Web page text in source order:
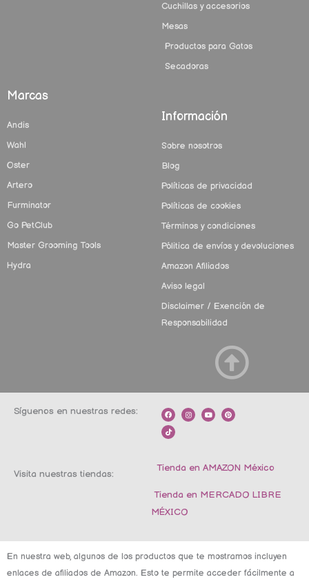
Cuchillas y accesorios
Mesas
Productos para Gatos
Secadoras
Marcas
Andis
Wahl
Oster
Artero
Furminator
Go PetClub
Master Grooming Tools
Hydra
Información
Sobre nosotros
Blog
Políticas de privacidad
Políticas de cookies
Términos y condiciones
Pólitica de envíos y devoluciones
Amazon Afiliados
Aviso legal
Disclaimer / Exención de
Responsabilidad
Síguenos en nuestras redes:
F
a
c
e
b
I
n
s
m
Y
o
u
P
i
n
t
T
i
k
t
o
Visita nuestras tiendas:
Tienda en AMAZON México
Tienda en MERCADO LIBRE
MÉXICO
En nuestra web, algunos de los productos que te mostramos incluyen
enlaces de afiliados de Amazon. Esto te permite acceder fácilmente a